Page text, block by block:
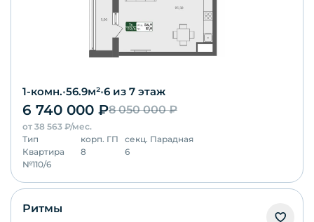
1-комн.•56.9м²•6 из 7 этаж
6 740 000 ₽8 050 000₽
от 38 563 ₽/мес.
Тип
Квартира
корп. ГП
8
секц. Парадная
6
№110/6
Ритмы